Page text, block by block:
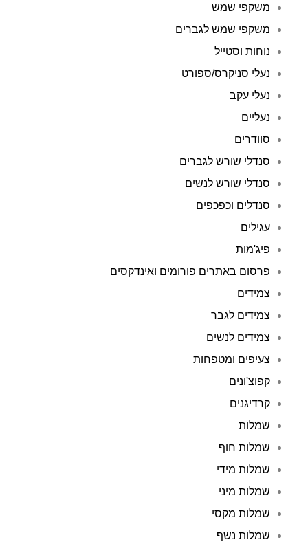
משקפי שמש
משקפי שמש לגברים
נוחות וסטייל
נעלי סניקרס/ספורט
נעלי עקב
נעליים
סוודרים
סנדלי שורש לגברים
סנדלי שורש לנשים
סנדלים וכפכפים
עגילים
פיג'מות
פרסום באתרים פורומים ואינדקסים
צמידים
צמידים לגבר
צמידים לנשים
צעיפים ומטפחות
קפוצ'ונים
קרדיגנים
שמלות
שמלות חוף
שמלות מידי
שמלות מיני
שמלות מקסי
שמלות נשף